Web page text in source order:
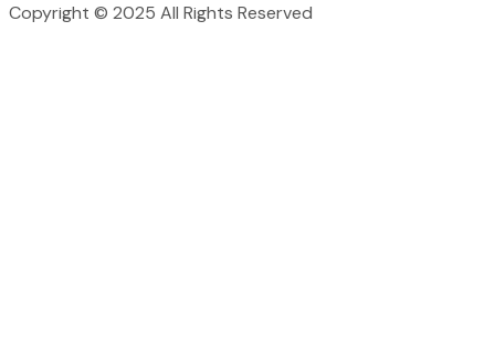
Copyright © 2025 All Rights Reserved